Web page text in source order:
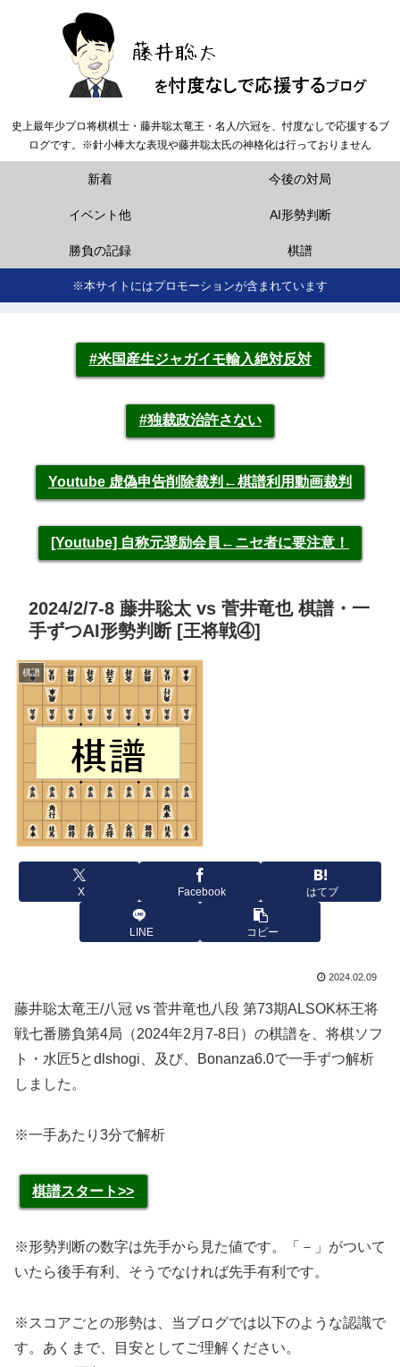
史上最年少プロ将棋棋士・藤井聡太竜王・名人/六冠を、忖度なしで応援するブ
ログです。※針小棒大な表現や藤井聡太氏の神格化は行っておりません
新着 今後の対局
イベント他 AI形勢判断
勝負の記録 棋譜
※本サイトにはプロモーションが含まれています
#米国産生ジャガイモ輸入絶対反対
#独裁政治許さない
Youtube 虚偽申告削除裁判←棋譜利用動画裁判
[Youtube] 自称元奨励会員←ニセ者に要注意！
2024/2/7-8 藤井聡太 vs 菅井竜也 棋譜・一
手ずつAI形勢判断 [王将戦④]
棋譜
X Facebook はてブ
LINE コピー
2024.02.09
藤井聡太竜王/八冠 vs 菅井竜也八段 第73期ALSOK杯王将
戦七番勝負第4局（2024年2月7-8日）の棋譜を、将棋ソフ
ト・水匠5とdlshogi、及び、Bonanza6.0で一手ずつ解析
しました。
※一手あたり3分で解析
棋譜スタート>>
※形勢判断の数字は先手から見た値です。「－」がついて
いたら後手有利、そうでなければ先手有利です。
※スコアごとの形勢は、当ブログでは以下のような認識で
す。あくまで、目安としてご理解ください。